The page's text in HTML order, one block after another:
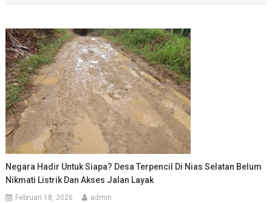
Negara Hadir Untuk Siapa? Desa Terpencil Di Nias Selatan Belum
Nikmati Listrik Dan Akses Jalan Layak
Februari 18, 2026 admin